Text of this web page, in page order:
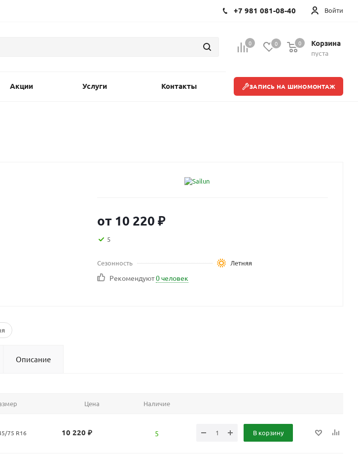
Войти
+7 981 081-08-40
0 0 Корзина
пуста
0
Акции Услуги Контакты ЗАПИСЬ НА ШИНОМОНТАЖ
от 10 220 ₽
5
Сезонность Летняя
Рекомендуют0 человек
Описание
Цена Наличие
75 R16 10 220 ₽ 5 В корзину